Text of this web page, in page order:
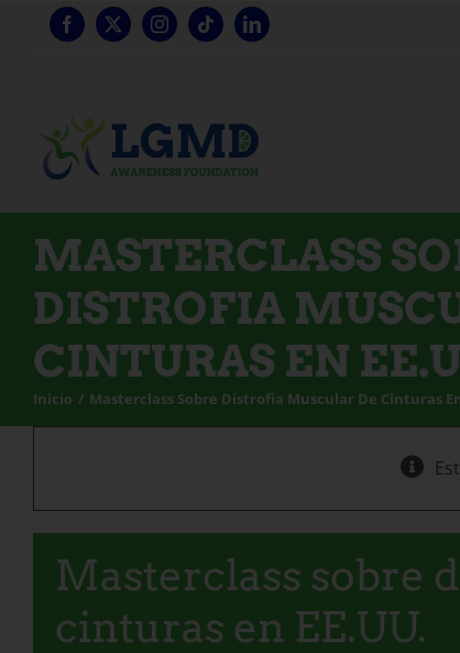
MASTERCLASS
DISTROFIA
CINTURAS EN
Inicio Masterclass Sobre Distrofia Muscular De Cinturas
Masterclass sobre
cinturas en EE.UU.